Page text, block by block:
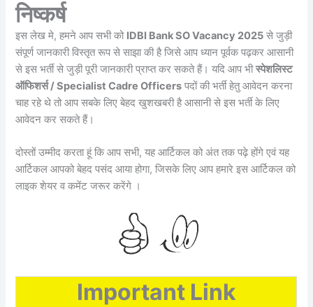
निष्कर्ष
इस लेख मे, हमने आप सभी को IDBI Bank SO Vacancy 2025 से जुड़ी
संपूर्ण जानकारी विस्तृत रूप से साझा की है जिसे आप ध्यान पूर्वक पढ़कर आसानी
से इस भर्ती से जुड़ी पूरी जानकारी प्राप्त कर सकते हैं। यदि आप भीस्पेशलिस्ट
ऑफिशर्स / Specialist Cadre Officers पदों की भर्ती हेतु आवेदन करना
चाह रहे थे तो आप सबके लिए बेहद खुशखबरी है आसानी से इस भर्ती के लिए
आवेदन कर सकते हैं।
दोस्तों उम्मीद करता हूं कि आप सभी, यह आर्टिकल को अंत तक पढ़े होंगे एवं यह
आर्टिकल आपको बेहद पसंद आया होगा, जिसके लिए आप हमारे इस आर्टिकल को
लाइक शेयर व कमेंट जरूर करेंगे ।
Important Link